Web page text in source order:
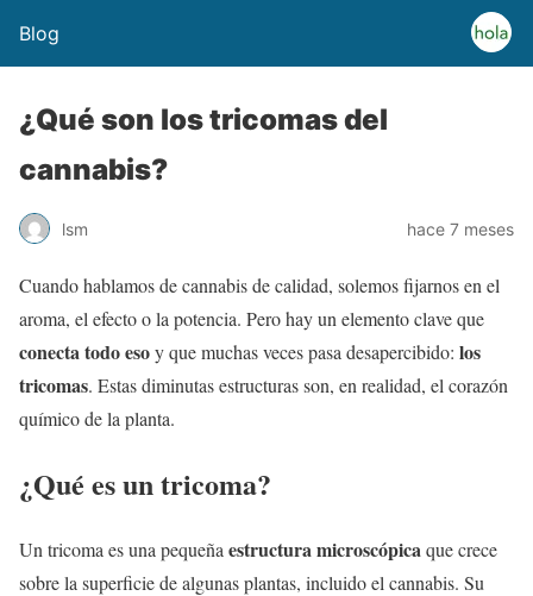
Blog
¿Qué son los tricomas del
cannabis?
lsm hace 7 meses
Cuando hablamos de cannabis de calidad, solemos fijarnos en el
aroma, el efecto o la potencia. Pero hay un elemento clave que
conecta todo esoy que muchas veces pasa desapercibido: los
tricomas. Estas diminutas estructuras son, en realidad, el corazón
químico de la planta.
¿Qué es un tricoma?
Un tricoma es una pequeña estructura microscópicaque crece
sobre la superficie de algunas plantas, incluido el cannabis. Su